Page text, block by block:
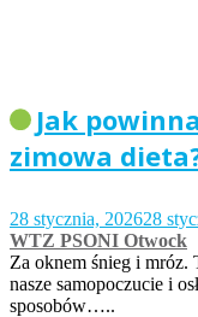
Jak
zimowa
28 stycznia, 202628
WTZ PSONI Otwock
Za oknem śnieg i mróz.
nasze samopoczucie i
sposobów…..